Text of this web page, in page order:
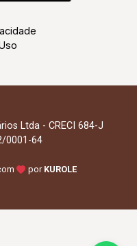
Ltda - CRECI 684-J
0001-64
por KUROLE